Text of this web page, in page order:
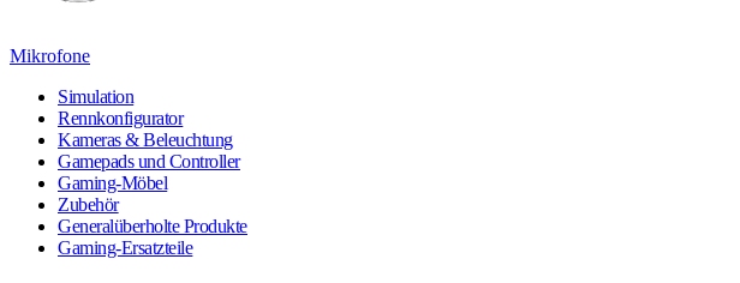
Mikrofone
Simulation
Rennkonfigurator
Kameras & Beleuchtung
Gamepads und Controller
Gaming-Möbel
Zubehör
Generalüberholte Produkte
Gaming-Ersatzteile